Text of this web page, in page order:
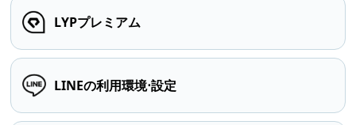
LYPプレミアム
LINEの利用環境⋅設定